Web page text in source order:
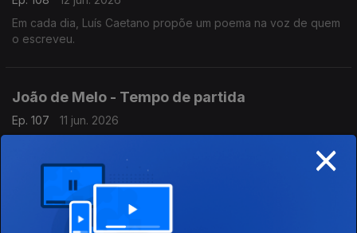
Em cada dia, Luís Caetano propõe um poema na voz de quem
o escreveu.
João de Melo - Tempo de partida
Ep. 107
11 jun. 2026
Nos 75 anos de José Jorge Letria
×